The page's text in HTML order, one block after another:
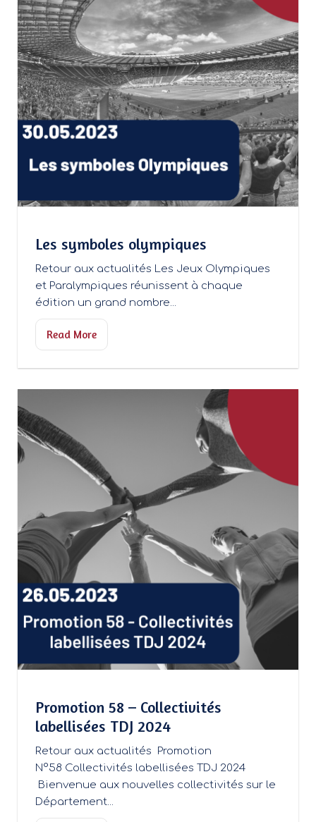
Les symboles olympiques
Retour aux actualités Les Jeux Olympiques
et Paralympiques réunissent à chaque
édition un grand nombre...
Read More
Promotion 58 – Collectivités
labellisées TDJ 2024
Retour aux actualités Promotion
N°58 Collectivités labellisées TDJ 2024
Bienvenue aux nouvelles collectivités sur le
Département...